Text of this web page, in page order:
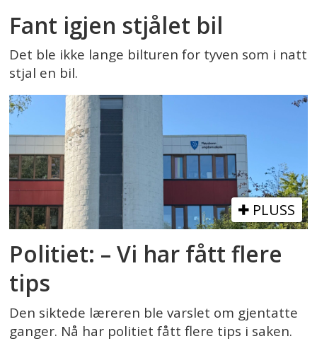
Fant igjen stjålet bil
Det ble ikke lange bilturen for tyven som i natt
stjal en bil.
PLUSS
Politiet: – Vi har fått flere
tips
Den siktede læreren ble varslet om gjentatte
ganger. Nå har politiet fått flere tips i saken.